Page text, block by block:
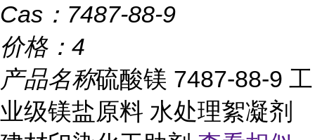
Cas： 7487-88-9
价格： 4
产品名称硫酸镁 7487-88-9 工
业级镁盐原料 水处理絮凝剂